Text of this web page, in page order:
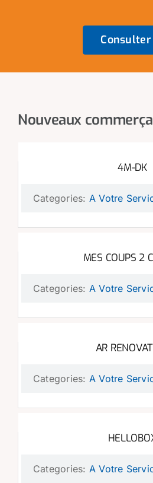
Consulter
Nouveaux
4M-DK
Categories: A Votre
MES COUPS 2
Categories: A Votre
AR
Categories: A Votre
Categories: A Votre